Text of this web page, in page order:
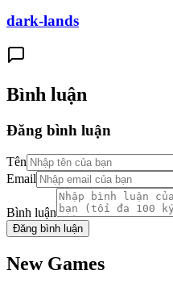
dark-lands
Bình luận
Đăng bình luận
Tên
Email
Bình luận
Đăng bình luận
New Games